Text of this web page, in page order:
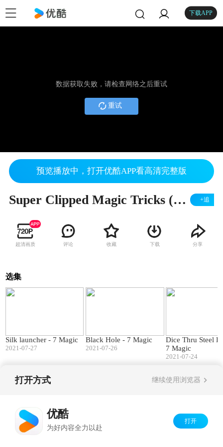
下载APP
数据获取失败，请检查网络之后重试
重试
预览播放中，打开优酷APP看高清完整版
Super Clipped Magic Tricks (Tutorial) - 7 Magic Inc +追
超清画质 评论 收藏 下载 分享
选集
Silk launcher - 7 Magic
2021-07-27
Black Hole - 7 Magic
2021-07-26
Dice Thru Steel
7 Magic
2021-07-24
打开方式 继续使用浏览器
优酷
为好内容全力以赴
打开